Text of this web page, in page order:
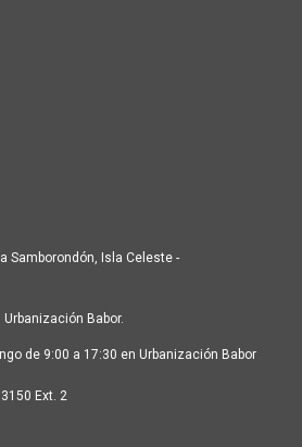
Samborondón, Isla Celeste -
Urbanización Babor.
de 9:00 a 17:30 en Urbanización Babor
Ext. 2